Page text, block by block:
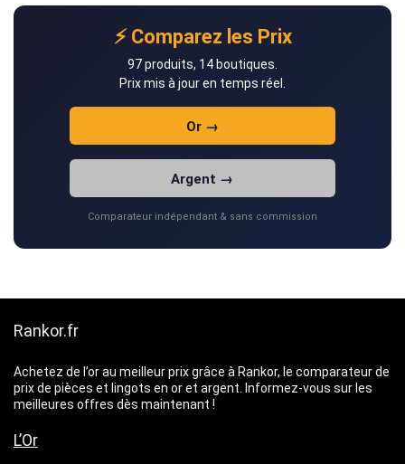
⚡ Comparez les Prix
97 produits, 14 boutiques.
Prix mis à jour en temps réel.
Or →
Argent →
Comparateur indépendant & sans commission
Rankor.fr
Achetez de l’or au meilleur prix grâce à Rankor, le comparateur de
prix de pièces et lingots en or et argent. Informez-vous sur les
meilleures offres dès maintenant !
L’Or